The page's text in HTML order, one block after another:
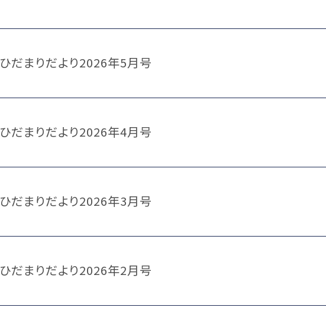
ひだまりだより2026年5月号
ひだまりだより2026年4月号
ひだまりだより2026年3月号
ひだまりだより2026年2月号